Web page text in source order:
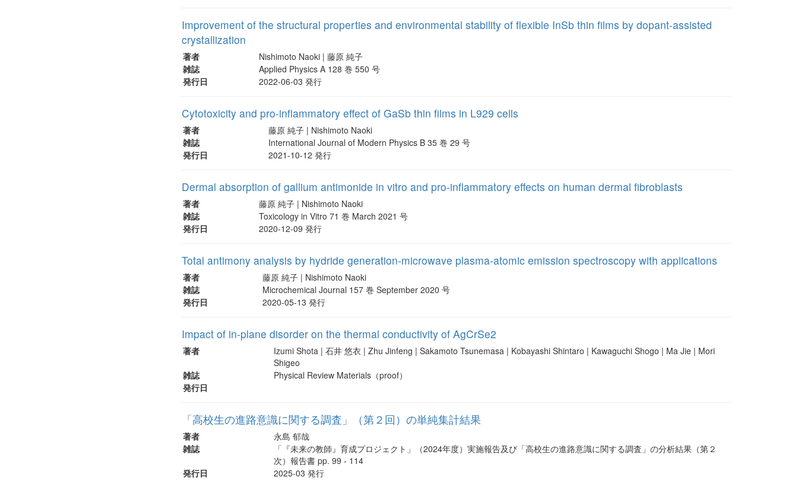
Improvement of the structural properties and environmental stability of flexible InSb thin films by dopant-assisted
crystallization
著者
Nishimoto Naoki | 藤原 純子
雑誌
Applied Physics A 128 巻 550 号
発行日
2022-06-03 発行
Cytotoxicity and pro-inflammatory effect of GaSb thin films in L929 cells
著者
藤原 純子 | Nishimoto Naoki
雑誌
International Journal of Modern Physics B 35 巻 29 号
発行日
2021-10-12 発行
Dermal absorption of gallium antimonide in vitro and pro-inflammatory effects on human dermal fibroblasts
著者
藤原 純子 | Nishimoto Naoki
雑誌
Toxicology in Vitro 71 巻 March 2021 号
発行日
2020-12-09 発行
Total antimony analysis by hydride generation-microwave plasma-atomic emission spectroscopy with applications
著者
藤原 純子 | Nishimoto Naoki
雑誌
Microchemical Journal 157 巻 September 2020 号
発行日
2020-05-13 発行
Impact of in-plane disorder on the thermal conductivity of AgCrSe2
著者
Izumi Shota | 石井 悠衣 | Zhu Jinfeng | Sakamoto Tsunemasa | Kobayashi Shintaro | Kawaguchi Shogo | Ma Jie | Mori
Shigeo
雑誌
Physical Review Materials（proof）
発行日
「高校生の進路意識に関する調査」（第２回）の単純集計結果
著者
永島 郁哉
雑誌
「『未来の教師』育成プロジェクト」（2024年度）実施報告及び「高校生の進路意識に関する調査」の分析結果（第２
次）報告書 pp. 99 - 114
発行日
2025-03 発行